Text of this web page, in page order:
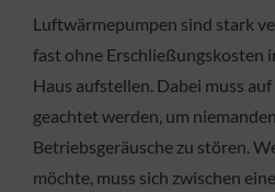
Luftwärmepumpen sind stark
fast ohne Erschließungskosten
Haus aufstellen. Dabei muss
geachtet werden, um
Betriebsgeräusche zu stören.
möchte, muss sich zwischen